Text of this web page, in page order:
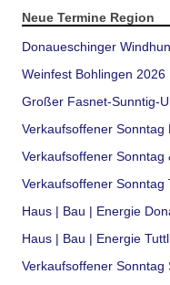
Neue Termine Region
Donaueschinger
Weinfest Bohlingen 2026
Großer Fasnet-Sunntig-
Verkaufsoffener
Verkaufsoffener
Verkaufsoffener
Haus | Bau | Energie
Haus | Bau | Energie
Verkaufsoffener